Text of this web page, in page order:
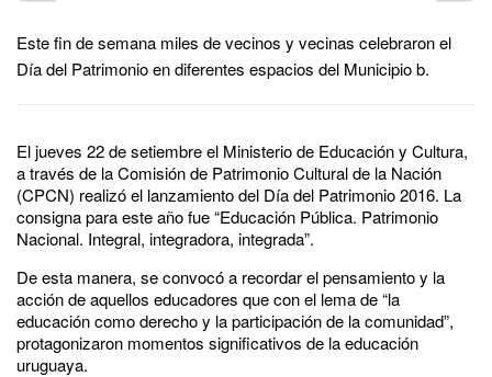
Este fin de semana miles de vecinos y vecinas celebraron el
Día del Patrimonio en diferentes espacios del Municipio b.
El jueves 22 de setiembre el Ministerio de Educación y Cultura,
a través de la Comisión de Patrimonio Cultural de la Nación
(CPCN) realizó el lanzamiento del Día del Patrimonio 2016. La
consigna para este año fue “Educación Pública. Patrimonio
Nacional. Integral, integradora, integrada”.
De esta manera, se convocó a recordar el pensamiento y la
acción de aquellos educadores que con el lema de “la
educación como derecho y la participación de la comunidad”,
protagonizaron momentos significativos de la educación
uruguaya.